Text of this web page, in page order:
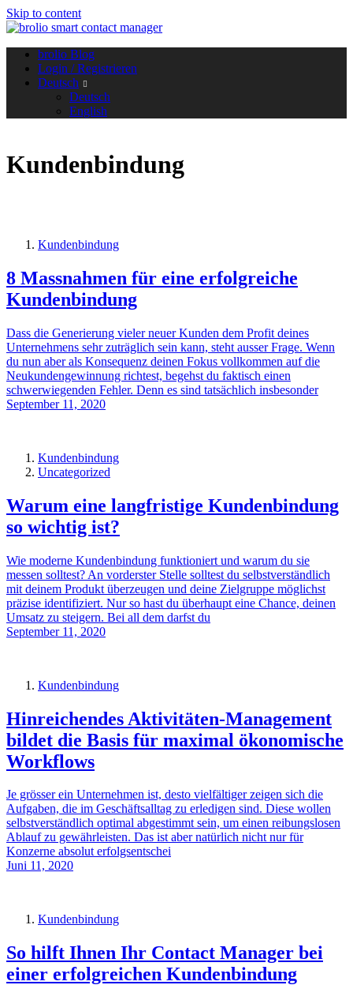
Skip to content
brolio Blog
Login / Registrieren
Deutsch
Deutsch
English
Kundenbindung
Kundenbindung
8 Massnahmen für eine erfolgreiche
Kundenbindung
Dass die Generierung vieler neuer Kunden dem Profit deines
Unternehmens sehr zuträglich sein kann, steht ausser Frage. Wenn
du nun aber als Konsequenz deinen Fokus vollkommen auf die
Neukundengewinnung richtest, begehst du faktisch einen
schwerwiegenden Fehler. Denn es sind tatsächlich insbesonder
September 11, 2020
Kundenbindung
Uncategorized
Warum eine langfristige Kundenbindung
so wichtig ist?
Wie moderne Kundenbindung funktioniert und warum du sie
messen solltest? An vorderster Stelle solltest du selbstverständlich
mit deinem Produkt überzeugen und deine Zielgruppe möglichst
präzise identifiziert. Nur so hast du überhaupt eine Chance, deinen
Umsatz zu steigern. Bei all dem darfst du
September 11, 2020
Kundenbindung
Hinreichendes Aktivitäten-Management
bildet die Basis für maximal ökonomische
Workflows
Je grösser ein Unternehmen ist, desto vielfältiger zeigen sich die
Aufgaben, die im Geschäftsalltag zu erledigen sind. Diese wollen
selbstverständlich optimal abgestimmt sein, um einen reibungslosen
Ablauf zu gewährleisten. Das ist aber natürlich nicht nur für
Konzerne absolut erfolgsentschei
Juni 11, 2020
Kundenbindung
So hilft Ihnen Ihr Contact Manager bei
einer erfolgreichen Kundenbindung